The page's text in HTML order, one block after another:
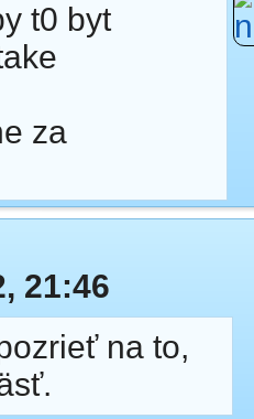
t0 byt
za
21:46
na to,